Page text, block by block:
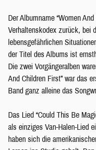
Der Albumname “Women
Verhaltenskodex zurück, bei
lebensgefährlichen
der Titel des Albums ist
Die zwei Vorgängeralben
And Children First” war das
Band ganz alleine das
Das Lied “Could This Be
als einziges Van-Halen-Lied
haben sich die